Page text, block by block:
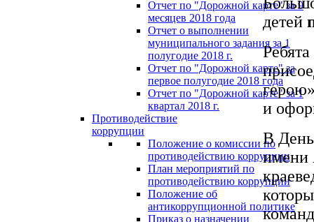
Отчет по "Дорожной карте" за 9
месяцев 2018 года
Отчет о выполнении
муниципального задания за 1
полугодие 2018 г.
Отчет по "Дорожной карте" за
первое полугодие 2018 года
Отчет по "Дорожной карте" за 1
квартал 2018 г.
Противодействие
коррупции
Положение о комиссии по
противодействию коррупции
План мероприятий по
противодействию коррупции
Положение об
антикоррупционной политике
Приказ о назначении
детей
и
В
имени